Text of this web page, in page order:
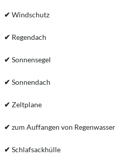
✔ Windschutz
✔ Regendach
✔ Sonnensegel
✔ Sonnendach
✔ Zeltplane
✔ zum Auffangen von Regenwasser
✔ Schlafsackhülle